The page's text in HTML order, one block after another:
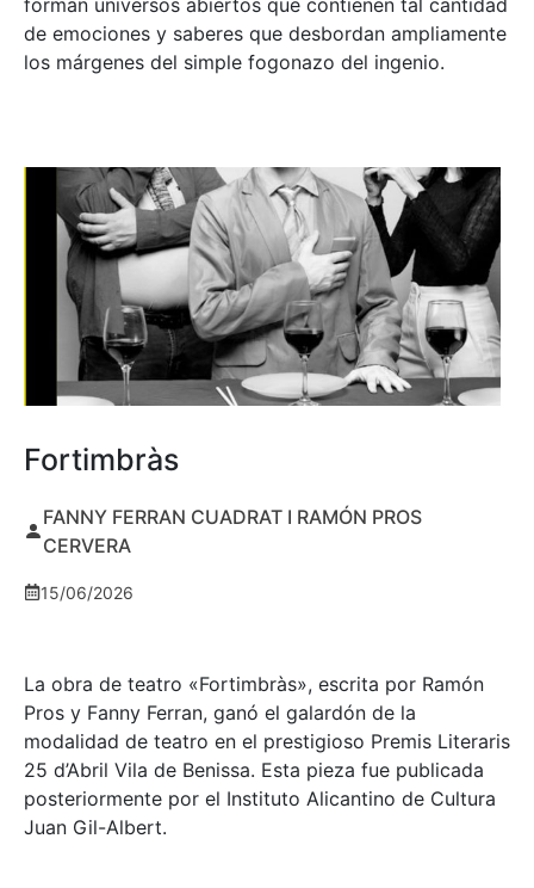
forman universos abiertos que contienen tal cantidad
de emociones y saberes que desbordan ampliamente
los márgenes del simple fogonazo del ingenio.
Fortimbràs
FANNY FERRAN CUADRAT I RAMÓN PROS
CERVERA
15/06/2026
La obra de teatro «Fortimbràs», escrita por Ramón
Pros y Fanny Ferran, ganó el galardón de la
modalidad de teatro en el prestigioso Premis Literaris
25 d’Abril Vila de Benissa. Esta pieza fue publicada
posteriormente por el Instituto Alicantino de Cultura
Juan Gil-Albert.